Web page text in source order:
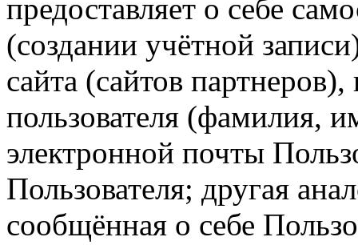
предоставляет о себе
(создании учётной
сайта (сайтов
пользователя (фамилия,
электронной почты
Пользователя; другая
сообщённая о себе